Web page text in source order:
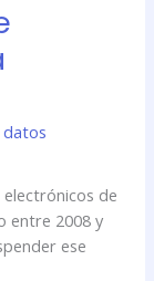
datos
de
entre 2008 y
ese